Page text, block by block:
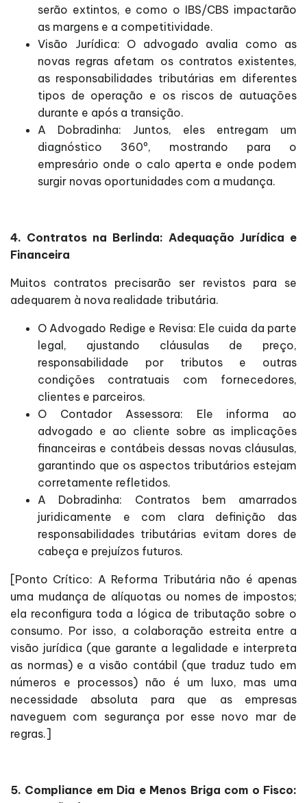
serão extintos, e como o IBS/CBS impactarão
as margens e a competitividade.
Visão Jurídica: O advogado avalia como as
novas regras afetam os contratos existentes,
as responsabilidades tributárias em diferentes
tipos de operação e os riscos de autuações
durante e após a transição.
A Dobradinha: Juntos, eles entregam um
diagnóstico 360º, mostrando para o
empresário onde o calo aperta e onde podem
surgir novas oportunidades com a mudança.
4. Contratos na Berlinda: Adequação Jurídica e
Financeira
Muitos contratos precisarão ser revistos para se
adequarem à nova realidade tributária.
O Advogado Redige e Revisa: Ele cuida da parte
legal, ajustando cláusulas de preço,
responsabilidade por tributos e outras
condições contratuais com fornecedores,
clientes e parceiros.
O Contador Assessora: Ele informa ao
advogado e ao cliente sobre as implicações
financeiras e contábeis dessas novas cláusulas,
garantindo que os aspectos tributários estejam
corretamente refletidos.
A Dobradinha: Contratos bem amarrados
juridicamente e com clara definição das
responsabilidades tributárias evitam dores de
cabeça e prejuízos futuros.
[Ponto Crítico: A Reforma Tributária não é apenas
uma mudança de alíquotas ou nomes de impostos;
ela reconfigura toda a lógica de tributação sobre o
consumo. Por isso, a colaboração estreita entre a
visão jurídica (que garante a legalidade e interpreta
as normas) e a visão contábil (que traduz tudo em
números e processos) não é um luxo, mas uma
necessidade absoluta para que as empresas
naveguem com segurança por esse novo mar de
regras.]
5. Compliance em Dia e Menos Briga com o Fisco: